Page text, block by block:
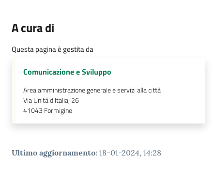
A cura di
Questa pagina è gestita da
Comunicazione e Sviluppo
Area amministrazione generale e servizi alla città
Via Unità d'Italia, 26
41043 Formigine
Ultimo aggiornamento: 18-01-2024, 14:28